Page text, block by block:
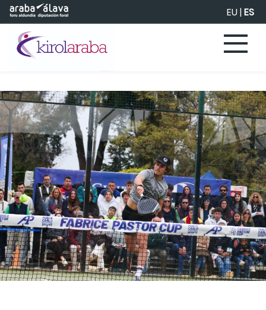
Saltar al contenido principal EU|ES